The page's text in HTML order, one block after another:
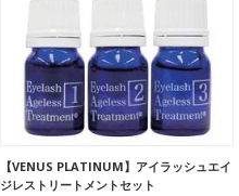
【VENUS PLATINUM】アイラッシュエイ
ジレストリートメントセット